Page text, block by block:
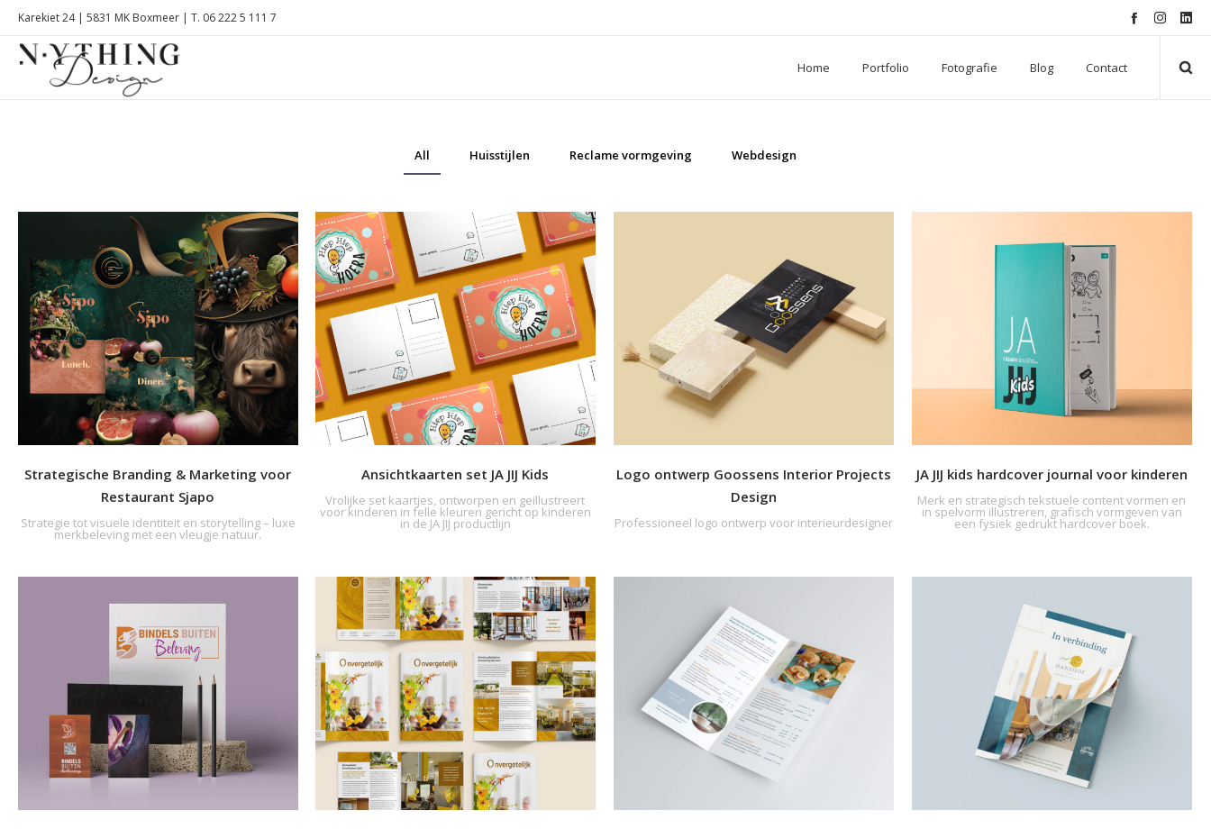
Karekiet 24 | 5831 MK Boxmeer | T. 06 222 5 111 7
Home Portfolio Fotografie Blog Contact
Huisstijlen Reclame fotografie Reclame vormgeving
Strategische Branding & Marketing voor
Restaurant Sjapo
Strategie tot visuele identiteit en storytelling – luxe
merkbeleving met een vleugje natuur.
Ansichtkaarten set JA JIJ Kids
Vrolijke set kaartjes, ontworpen en geillustreert
voor kinderen in felle kleuren gericht op kinderen
in de JA JIJ productlijn
Logo ontwerp Goossens Interior Projects
Design
Professioneel logo ontwerp voor interieurdesigner
JA JIJ kids hardcover journal voor kinderen
Merk en strategisch tekstuele content vormen en
in spelvorm illustreren, grafisch vormgeven van
een fysiek gedrukt hardcover boek.